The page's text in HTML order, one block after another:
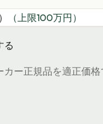
（上限100万円）
る
ー正規品を適正価